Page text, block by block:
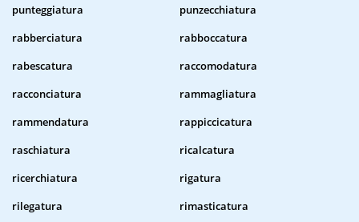
punteggiatura
punzecchiatura
rabberciatura
rabboccatura
rabescatura
raccomodatura
racconciatura
rammagliatura
rammendatura
rappiccicatura
raschiatura
ricalcatura
ricerchiatura
rigatura
rilegatura
rimasticatura